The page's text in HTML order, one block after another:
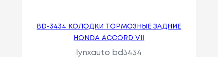
BD-3434 КОЛОДКИ ТОРМОЗНЫЕ ЗАДНИЕ
HONDA ACCORD VII
lynxauto bd3434